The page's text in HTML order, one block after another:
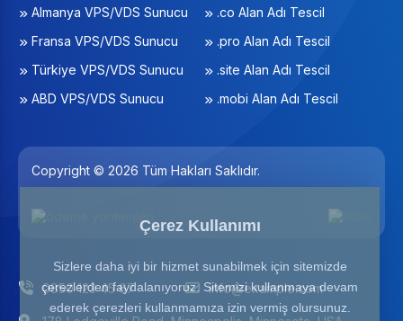
Almanya VPS/VDS Sunucu
Fransa VPS/VDS Sunucu
Türkiye VPS/VDS Sunucu
ABD VPS/VDS Sunucu
.co Alan Adı Tescil
.pro Alan Adı Tescil
.site Alan Adı Tescil
.mobi Alan Adı Tescil
Copyright © 2026 Tüm Hakları Saklıdır.
0850 123 45 67 info@example.com
Çerez Kullanımı
Sizlere daha iyi bir hizmet sunabilmek için sitemizde
çerezlerden faydalanıyoruz. Sitemizi kullanmaya devam
ederek çerezleri kullanmamıza izin vermiş olursunuz.